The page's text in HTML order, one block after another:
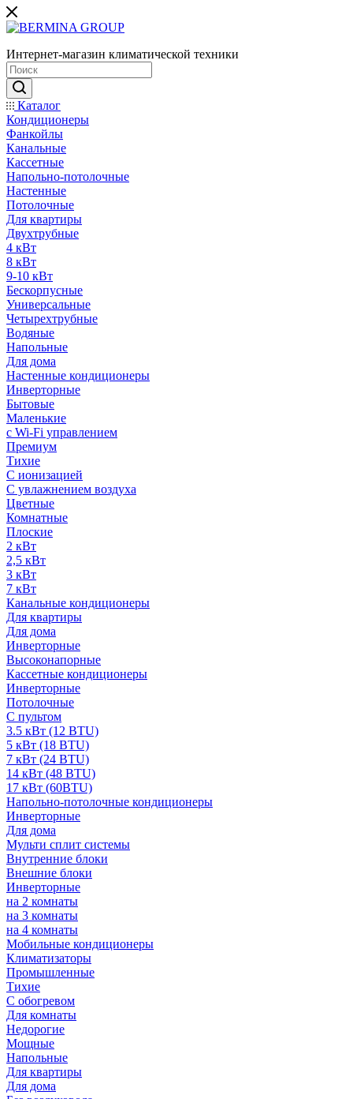
Интернет-магазин климатической техники
Каталог
Кондиционеры
Фанкойлы
Канальные
Кассетные
Напольно-потолочные
Настенные
Потолочные
Для квартиры
Двухтрубные
4 кВт
8 кВт
9-10 кВт
Бескорпусные
Универсальные
Четырехтрубные
Водяные
Напольные
Для дома
Настенные кондиционеры
Инверторные
Бытовые
Маленькие
с Wi-Fi управлением
Премиум
Тихие
С ионизацией
С увлажнением воздуха
Цветные
Комнатные
Плоские
2 кВт
2,5 кВт
3 кВт
7 кВт
Канальные кондиционеры
Для квартиры
Для дома
Инверторные
Высоконапорные
Кассетные кондиционеры
Инверторные
Потолочные
С пультом
3.5 кВт (12 BTU)
5 кВт (18 BTU)
7 кВт (24 BTU)
14 кВт (48 BTU)
17 кВт (60BTU)
Напольно-потолочные кондиционеры
Инверторные
Для дома
Мульти сплит системы
Внутренние блоки
Внешние блоки
Инверторные
на 2 комнаты
на 3 комнаты
на 4 комнаты
Мобильные кондиционеры
Климатизаторы
Промышленные
Тихие
С обогревом
Для комнаты
Недорогие
Мощные
Напольные
Для квартиры
Для дома